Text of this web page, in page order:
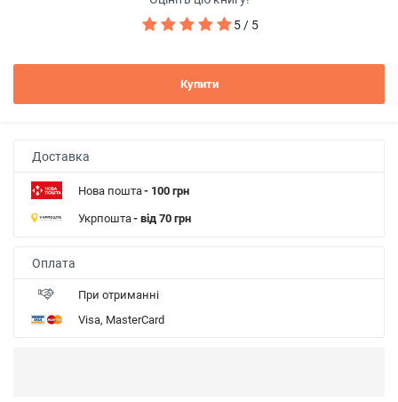
5 / 5
Купити
Доставка
Нова пошта- 100 грн
Укрпошта- від 70 грн
Оплата
При отриманні
Visa, MasterCard